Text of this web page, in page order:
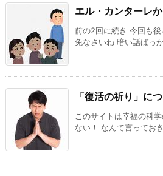
エル・カンターレ
前の2回に続き 今回も
免なさいね 暗い話ばっ
「復活の祈り」に
このサイトは幸福の科
ない！ なんて言ってお